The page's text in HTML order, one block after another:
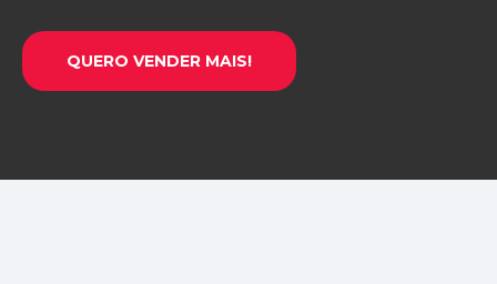
QUERO VENDER MAIS!